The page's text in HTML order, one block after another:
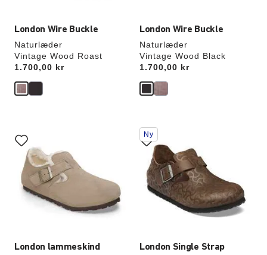
London Wire Buckle
Naturlæder
Vintage Wood Roast
Price:
1.700,00 kr
London Wire Buckle
Naturlæder
Vintage Wood Black
Price:
1.700,00 kr
London lammeskind
med
prøvefarver
opdatere
produktbilledet
London Single Strap
Interaktion
med
prøvefarver
opdatere
produktbilledet
Ny